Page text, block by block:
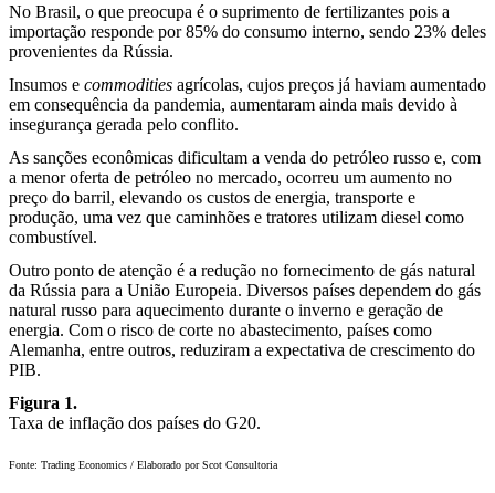
No Brasil, o que preocupa é o suprimento de fertilizantes pois a
importação responde por 85% do consumo interno, sendo 23% deles
provenientes da Rússia.
Insumos e commodities agrícolas, cujos preços já haviam aumentado
em consequência da pandemia, aumentaram ainda mais devido à
insegurança gerada pelo conflito.
As sanções econômicas dificultam a venda do petróleo russo e, com
a menor oferta de petróleo no mercado, ocorreu um aumento no
preço do barril, elevando os custos de energia, transporte e
produção, uma vez que caminhões e tratores utilizam diesel como
combustível.
Outro ponto de atenção é a redução no fornecimento de gás natural
da Rússia para a União Europeia. Diversos países dependem do gás
natural russo para aquecimento durante o inverno e geração de
energia. Com o risco de corte no abastecimento, países como
Alemanha, entre outros, reduziram a expectativa de crescimento do
PIB.
Figura 1.
Taxa de inflação dos países do G20.
Fonte: Trading Economics / Elaborado por Scot Consultoria